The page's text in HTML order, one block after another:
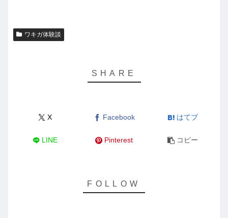
ワキガ体験談
X Facebook はてブ
LINE Pinterest コピー